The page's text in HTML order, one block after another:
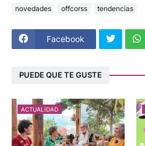
novedades
offcorss tendencias
Facebook
PUEDE QUE TE GUSTE
ACTUALIDAD